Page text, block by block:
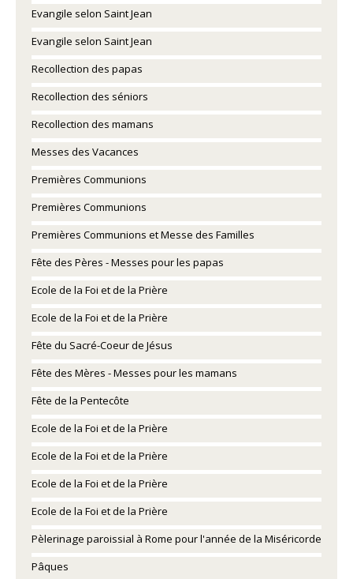
Evangile selon Saint Jean
Evangile selon Saint Jean
Recollection des papas
Recollection des séniors
Recollection des mamans
Messes des Vacances
Premières Communions
Premières Communions
Premières Communions et Messe des Familles
Fête des Pères - Messes pour les papas
Ecole de la Foi et de la Prière
Ecole de la Foi et de la Prière
Fête du Sacré-Coeur de Jésus
Fête des Mères - Messes pour les mamans
Fête de la Pentecôte
Ecole de la Foi et de la Prière
Ecole de la Foi et de la Prière
Ecole de la Foi et de la Prière
Ecole de la Foi et de la Prière
Pèlerinage paroissial à Rome pour l'année de la Miséricorde
Pâques